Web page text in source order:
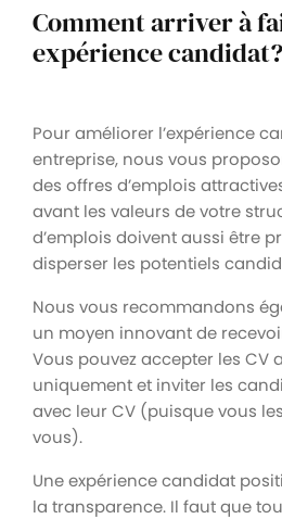
Comment arriver à
expérience candidat?
Pour améliorer l’expérience
entreprise, nous vous
des offres d’emplois
avant les valeurs de votre
d’emplois doivent aussi être
disperser les potentiels
Nous vous recommandons
un moyen innovant de
Vous pouvez accepter les CV
uniquement et inviter les
avec leur CV (puisque vous
vous).
Une expérience candidat
la transparence. Il faut que